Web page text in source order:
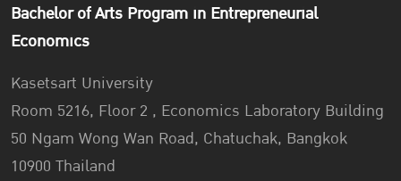
Bachelor of Arts Program in Entrepreneurial
Economics
Kasetsart University
Room 5216, Floor 2 , Economics Laboratory Building
50 Ngam Wong Wan Road, Chatuchak, Bangkok
10900 Thailand